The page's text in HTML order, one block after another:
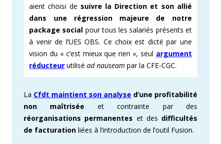
aient choisi de suivre la Direction et son allié
dans une régression majeure de notre
package social pour tous les salariés présents et
à venir de l’UES OBS. Ce choix est dicté par une
vision du « c’est mieux que rien », seul argument
réducteur utiliséad nauseam par la CFE-CGC.
La Cfdt maintient son analyse d’une profitabilité
non maîtrisée et contrainte par des
réorganisations permanentes et des difficultés
de facturation liées à l’introduction de l’outil Fusion.